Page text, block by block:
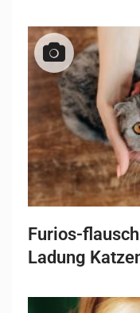
Furios-
Ladung